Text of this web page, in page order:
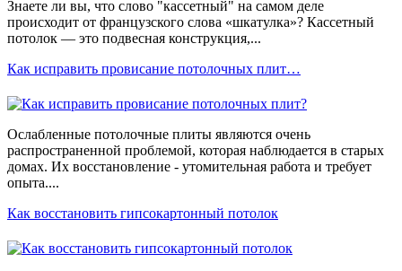
Знаете ли вы, что слово "кассетный" на самом деле
происходит от французского слова «шкатулка»? Кассетный
потолок — это подвесная конструкция,...
Как исправить провисание потолочных плит…
Ослабленные потолочные плиты являются очень
распространенной проблемой, которая наблюдается в старых
домах. Их восстановление - утомительная работа и требует
опыта....
Как восстановить гипсокартонный потолок